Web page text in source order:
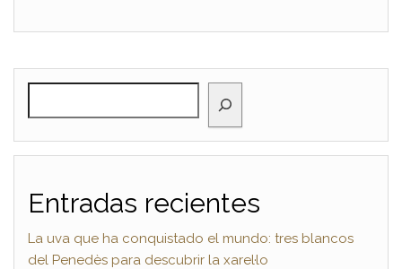
Entradas recientes
La uva que ha conquistado el mundo: tres blancos
del Penedès para descubrir la xarel·lo